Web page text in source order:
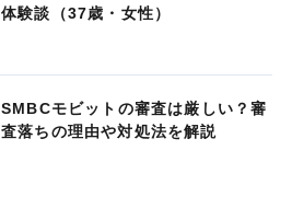
体験談（37歳・女性）
SMBCモビットの審査は厳しい？審
査落ちの理由や対処法を解説